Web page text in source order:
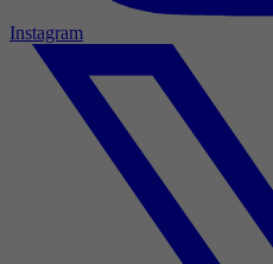
Instagram